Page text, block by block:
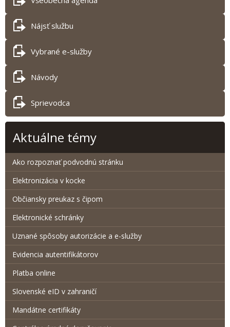
Nájsť službu
Vybrané e-služby
Návody
Sprievodca
Aktuálne témy
Ako rozpoznať podvodnú stránku
Elektronizácia v kocke
Občiansky preukaz s čipom
Elektronické schránky
Uznané spôsoby autorizácie a e-služby
Evidencia autentifikátorov
Platba online
Slovenské eID v zahraničí
Mandátne certifikáty